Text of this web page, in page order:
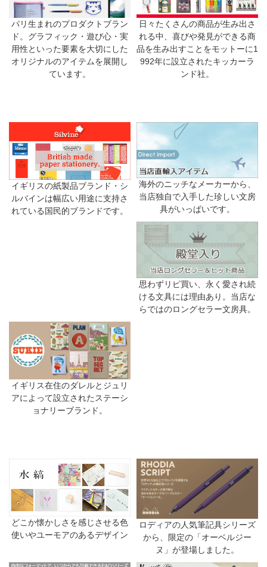
パリ生まれのプロダクトブラン
ド。グラフィック・遊び心・実
用性といった要素を大切にした
オリジナルのアイテムを展開し
ています。
日々たくさんの商品が生み出さ
れる中、喜びや発見ができる商
品を生み出すことをモットーに1
992年に設立されたキッカーラ
ンド社。
イギリスの紙製品ブランド・シ
ルバインは幅広い用途に支持さ
れている国民的ブランドです。
海外のニッチなメーカーから、
当店独自で入手した珍しい文房
具がいっぱいです。
思わずリピ買い、永く愛され続
ける文具には理由あり。当店な
らではのロングセラー文房具。
イギリス在住のダレルとジュリ
アによって設立されたステーシ
ョナリーブランド。
どこか懐かしさを感じさせる色
使いやユーモアのあるデザイン
ロディアの人気筆記具シリーズ
から、限定の「オーベルジー
ヌ」が登場しました。